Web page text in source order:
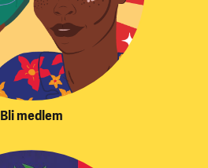
Bli medlem